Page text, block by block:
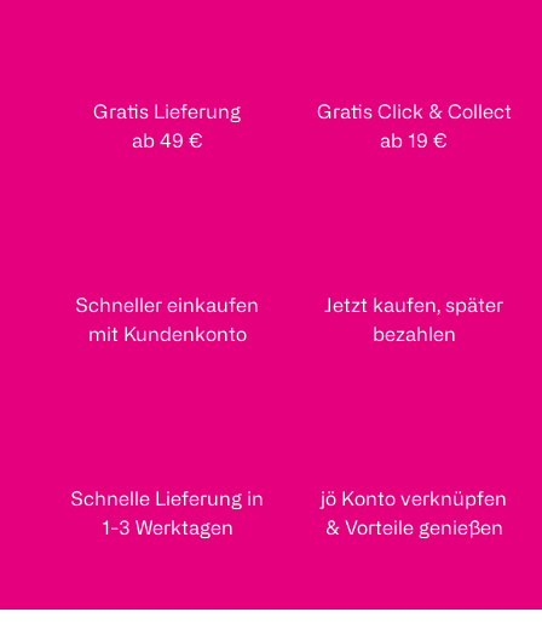
Gratis Lieferung
ab 49 €
Gratis Click & Collect
ab 19 €
Schneller einkaufen
mit Kundenkonto
Jetzt kaufen, später
bezahlen
Schnelle Lieferung in
1-3 Werktagen
jö Konto verknüpfen
& Vorteile genießen